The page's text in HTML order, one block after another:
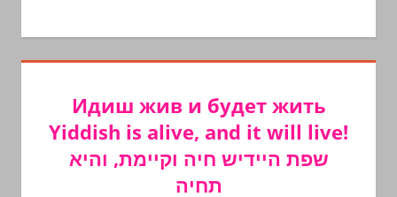
Идиш жив и будет жить
Yiddish is alive, and it will live!
שפת היידיש חיה וקיימת, והיא
תחיה